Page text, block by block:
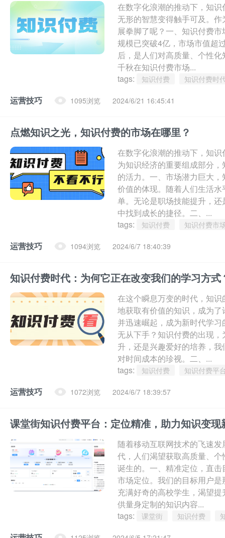
在数字化浪潮的推动下，知
无形的智慧变得触手可及。
展拳脚了呢？一、知识付费
规模已突破4亿，市场市值超
后，是人们对高质量、个性
千秋在知识付费市场...
tags:
知识付费 知识付费时
运营技巧 1095浏览 2024/6/21 16:45:41
点燃知识之光，知识付费的市场在哪里？
在数字化浪潮的推动下，知
为知识经济的重要组成部分
的活力。一、市场潜力巨大
价值的体现。随着人们生活
单。无论是职场技能提升，
中找到成长的捷径。二、...
tags:
知识付费 知识付费市
运营技巧 1094浏览 2024/6/7 18:40:39
知识付费时代：为何它正在改变我们的学习方式
在这个瞬息万变的时代，知
地获取有价值的知识，成为
并迅速崛起，成为新时代学
无从下手？知识付费的出现
升，还是兴趣爱好的培养，
对时间成本的珍视。二、...
tags:
知识付费 知识付费平
运营技巧 1072浏览 2024/6/7 18:39:57
课堂街知识付费平台：定位精准，助力知识变现
随着移动互联网技术的飞速
代，人们渴望获取高质量、
诞生的。一、精准定位，直
市场定位。我们的目标用户
充满好奇的高校学生，渴望
供量身定制的知识内容...
tags:
课堂街 知识付费